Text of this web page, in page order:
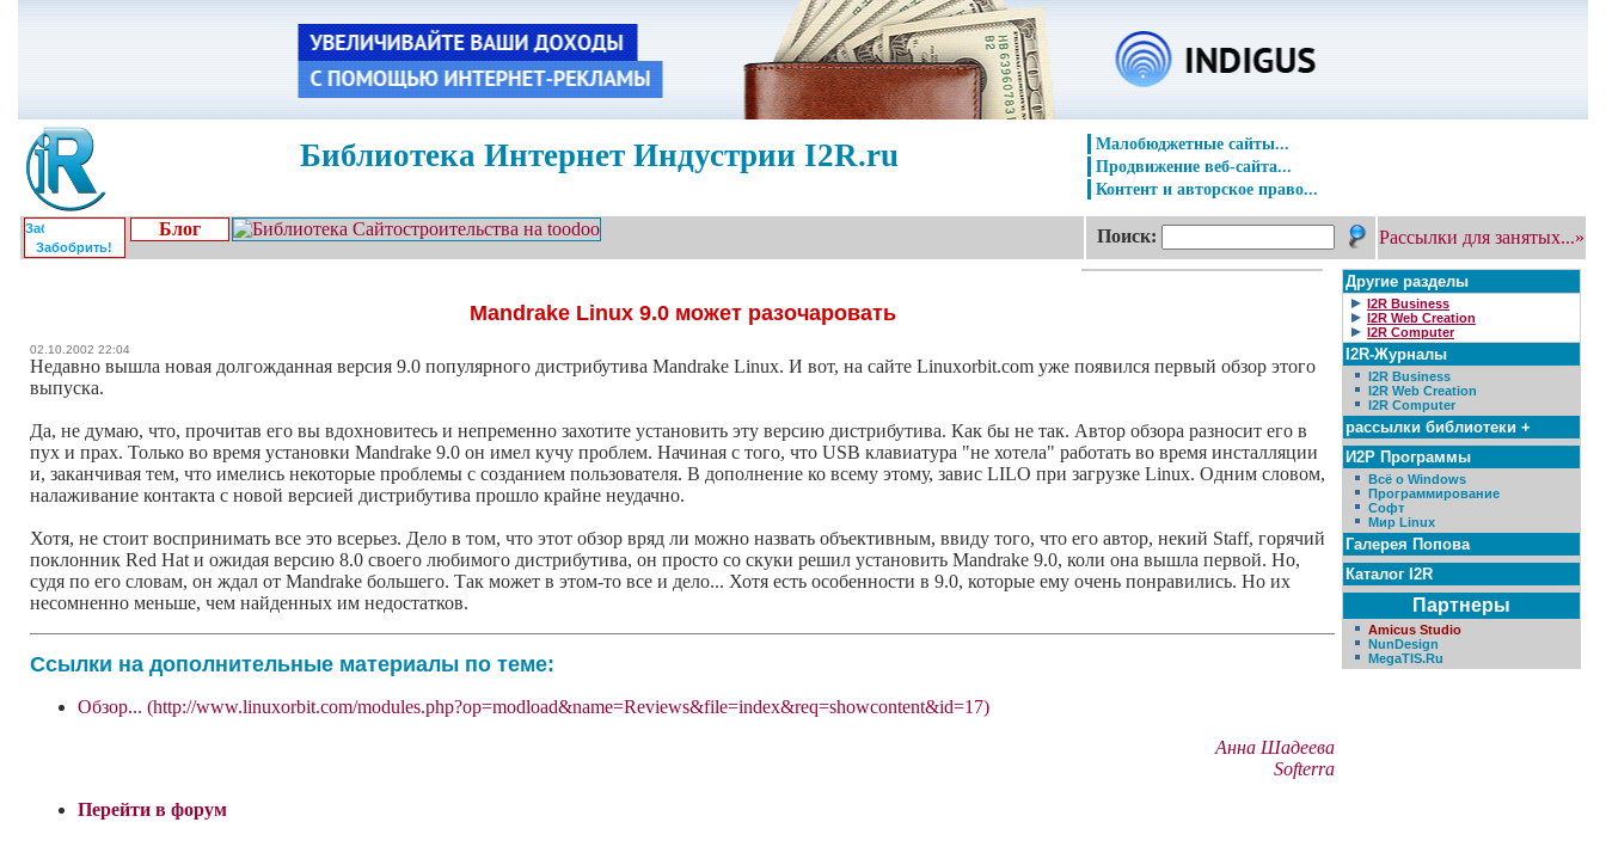
Библиотека Интернет Индустрии I2R.ru
Малобюджетные сайты...
Продвижение веб-сайта...
Контент и авторское право...
Забобрить!
Блог Поиск: Рассылки для занятых...»
Mandrake Linux 9.0 может разочаровать
02.10.2002 22:04
Недавно вышла новая долгожданная версия 9.0 популярного дистрибутива Mandrake Linux. И вот, на сайте Linuxorbit.com уже появился первый обзор этого
выпуска.
Да, не думаю, что, прочитав его вы вдохновитесь и непременно захотите установить эту версию дистрибутива. Как бы не так. Автор обзора разносит его в
пух и прах. Только во время установки Mandrake 9.0 он имел кучу проблем. Начиная с того, что USB клавиатура "не хотела" работать во время инсталляции
и, заканчивая тем, что имелись некоторые проблемы с созданием пользователя. В дополнение ко всему этому, завис LILO при загрузке Linux. Одним словом,
налаживание контакта с новой версией дистрибутива прошло крайне неудачно.
Хотя, не стоит воспринимать все это всерьез. Дело в том, что этот обзор вряд ли можно назвать объективным, ввиду того, что его автор, некий Staff, горячий
поклонник Red Hat и ожидая версию 8.0 своего любимого дистрибутива, он просто со скуки решил установить Mandrake 9.0, коли она вышла первой. Но,
судя по его словам, он ждал от Mandrake большего. Так может в этом-то все и дело... Хотя есть особенности в 9.0, которые ему очень понравились. Но их
несомненно меньше, чем найденных им недостатков.
Ссылки на дополнительные материалы по теме:
Обзор... (http://www.linuxorbit.com/modules.php?op=modload&name=Reviews&file=index&req=showcontent&id=17)
Анна Шадеева
Softerra
Перейти в форум
Другие разделы
I2R Business
I2R Web Creation
I2R Computer
I2R-Журналы
I2R Business
I2R Web Creation
I2R Computer
рассылки библиотеки +
И2Р Программы
Всё о Windows
Программирование
Софт
Мир Linux
Галерея Попова
Каталог I2R
Партнеры
Amicus Studio
NunDesign
MegaTIS.Ru